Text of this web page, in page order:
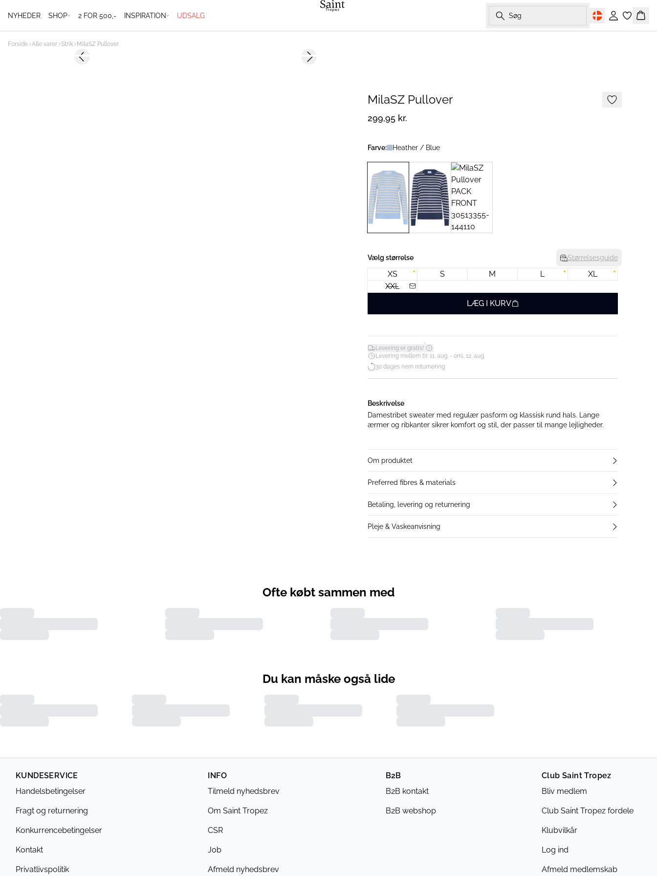
NYHEDER SHOP 2 FOR 500,- INSPIRATION UDSALG Søg
Log ind Kurv
Forside Alle varer Strik MilaSZ Pullover
Previous slide Next slide
MilaSZ Pullover
299,95 kr.
Farve: Heather / Blue
Vælg størrelse Størrelsesguide
XS S M L
XL
XXL
LÆG I KURV
Levering er gratis!*
Levering mellem tir. 11. aug. - ons. 12. aug.
30 dages nem returnering
Beskrivelse
Damestribet sweater med regulær pasform og klassisk rund hals. Lange
ærmer og ribkanter sikrer komfort og stil, der passer til mange lejligheder.
Om produktet
Preferred fibres & materials
Betaling, levering og returnering
Pleje & Vaskeanvisning
Ofte købt sammen med
Du kan måske også lide
KUNDESERVICE
Handelsbetingelser
Fragt og returnering
Konkurrencebetingelser
Kontakt
Privatlivspolitik
INFO
Tilmeld nyhedsbrev
Om Saint Tropez
CSR
Job
Afmeld nyhedsbrev
B2B
B2B kontakt
B2B webshop
Club Saint Tropez
Bliv medlem
Club Saint Tropez fordele
Klubvilkår
Log ind
Afmeld medlemskab